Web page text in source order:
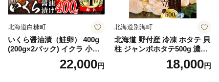
北海道白糠町
いくら醤油漬（鮭卵） 400g
(200g×2パック) イクラ 小分
け いくら醤油漬 鮭いくら い
くら醤油漬け 鮭 鮭卵 ikura
22,000円
北海道別海町
北海道 野付産 冷凍 ホタテ 貝
柱 ジャンボホタテ500g 濃厚
な旨味と甘み （ほたて ホタ
テ 帆立 貝柱 ホタテ貝柱 大玉
18,000円